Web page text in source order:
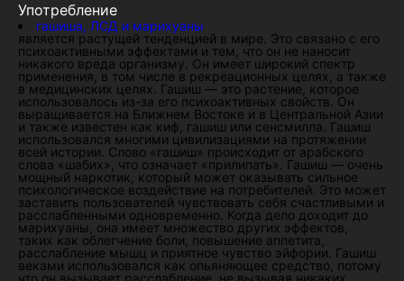
Употребление
гашиша, ЛСД и марихуаны
является растущей тенденцией в мире. Это связано с его
психоактивными эффектами и тем, что он не наносит
никакого вреда организму. Он имеет широкий спектр
применения, в том числе в рекреационных целях, а также
в медицинских целях. Гашиш — это растение, которое
использовалось из-за его психоактивных свойств. Он
выращивается на Ближнем Востоке и в Центральной Азии
и также известен как киф, гашиш или сенсмилла. Гашиш
использовался многими цивилизациями на протяжении
всей истории. Слово «гашиш» происходит от арабского
слова «шабих», что означает «прилипать». Гашиш — очень
мощный наркотик, который может оказывать сильное
психологическое воздействие на потребителей. Это может
заставить пользователей чувствовать себя счастливыми и
расслабленными одновременно. Когда дело доходит до
марихуаны, она имеет множество других эффектов,
таких как облегчение боли, повышение аппетита,
расслабление мышц и приятное чувство эйфории. Гашиш
веками использовался как опьяняющее средство, потому